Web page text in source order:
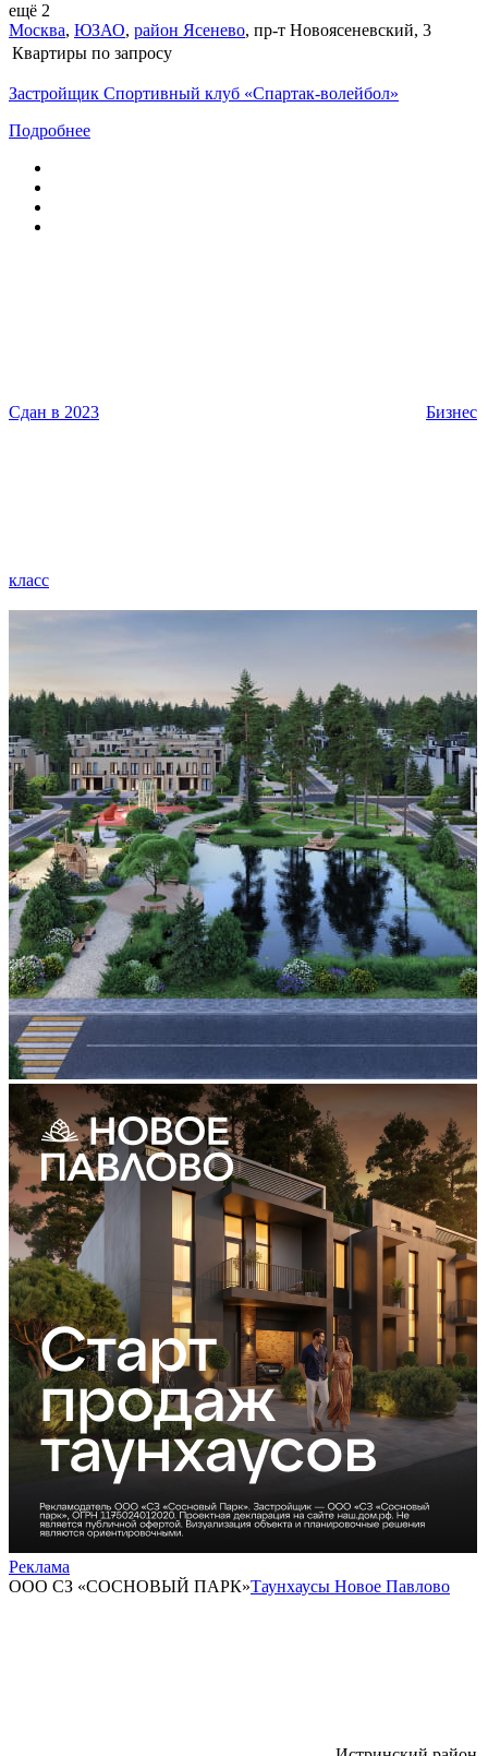
ещё 2
Москва, ЮЗАО, район Ясенево, пр-т Новоясеневский, 3
Квартиры по запросу
Застройщик Спортивный клуб «Спартак-волейбол»
Подробнее
Сдан в 2023 Бизнес
класс
Реклама
ООО СЗ «СОСНОВЫЙ ПАРК»Таунхаусы Новое Павлово